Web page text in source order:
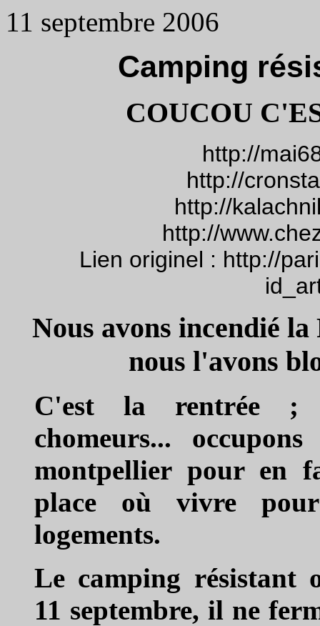
11 septembre 2006
Camping
COUCOU
http://
http://
http://
http://
Lien originel : http://
Nous avons incendié
nous l'avons
C'est la rentrée ;
chomeurs...
montpellier pour en
place où vivre
logements.
Le camping résistant
11 septembre, il ne